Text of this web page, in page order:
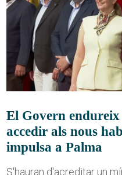
El Govern
accedir als nous
impulsa a Palma
S'hauran d'acreditar un